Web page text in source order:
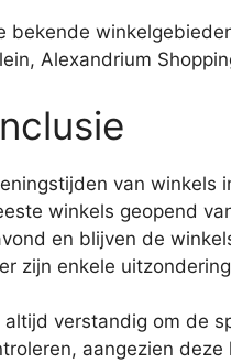
bekende
Alexandrium
van winkels
winkels geopend
en blijven de
zijn enkele
altijd verstandig om de
aangezien